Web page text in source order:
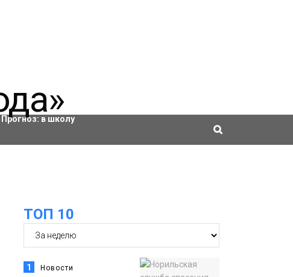
Актировки
Прогноз: в школу
ТОП 10
1 Новости